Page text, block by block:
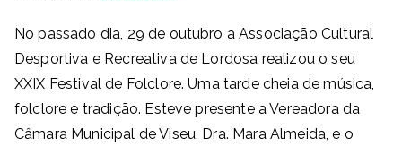
No passado dia, 29 de outubro a Associação Cultural
Desportiva e Recreativa de Lordosa realizou o seu
XXIX Festival de Folclore. Uma tarde cheia de música,
folclore e tradição. Esteve presente a Vereadora da
Câmara Municipal de Viseu, Dra. Mara Almeida, e o